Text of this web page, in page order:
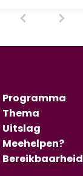
t
Programma
Thema
Uitslag
Meehelpen?
Bereikbaarheid